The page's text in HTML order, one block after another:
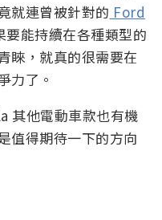
就連曾被針對的 Ford
能持續在各種類型的
睞，就真的很需要在
力了。
其他電動車款也有機
值得期待一下的方向